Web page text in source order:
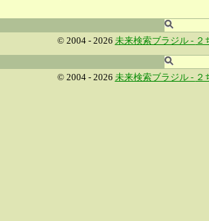
© 2004 - 2026 未来検索ブラジル - ２
© 2004 - 2026 未来検索ブラジル - ２